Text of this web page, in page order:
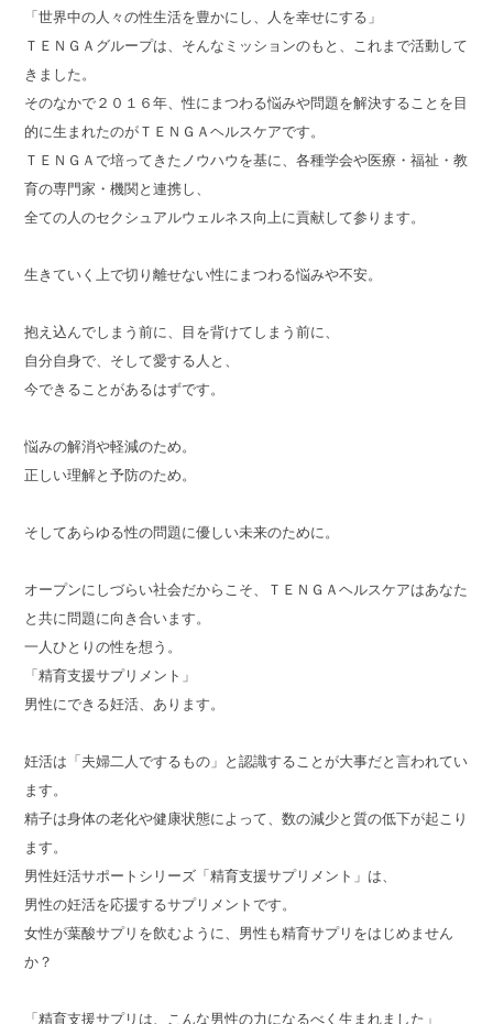
「世界中の人々の性生活を豊かにし、人を幸せにする」
ＴＥＮＧＡグループは、そんなミッションのもと、これまで活動して
きました。
そのなかで２０１６年、性にまつわる悩みや問題を解決することを目
的に生まれたのがＴＥＮＧＡヘルスケアです。
ＴＥＮＧＡで培ってきたノウハウを基に、各種学会や医療・福祉・教
育の専門家・機関と連携し、
全ての人のセクシュアルウェルネス向上に貢献して参ります。
生きていく上で切り離せない性にまつわる悩みや不安。
抱え込んでしまう前に、目を背けてしまう前に、
自分自身で、そして愛する人と、
今できることがあるはずです。
悩みの解消や軽減のため。
正しい理解と予防のため。
そしてあらゆる性の問題に優しい未来のために。
オープンにしづらい社会だからこそ、ＴＥＮＧＡヘルスケアはあなた
と共に問題に向き合います。
一人ひとりの性を想う。
「精育支援サプリメント」
男性にできる妊活、あります。
妊活は「夫婦二人でするもの」と認識することが大事だと言われてい
ます。
精子は身体の老化や健康状態によって、数の減少と質の低下が起こり
ます。
男性妊活サポートシリーズ「精育支援サプリメント」は、
男性の妊活を応援するサプリメントです。
女性が葉酸サプリを飲むように、男性も精育サプリをはじめません
か？
「精育支援サプリは、こんな男性の力になるべく生まれました」